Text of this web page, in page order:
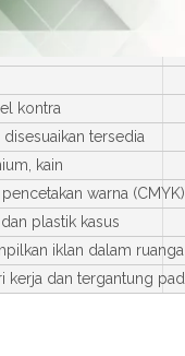
kontra
disesuaikan tersedia
kain
pencetakan warna
plastik kasus
iklan dalam
kerja dan tergantung